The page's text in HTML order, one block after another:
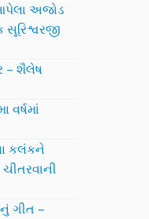
અજોડ
સૂરિશ્વરજી
– શૈલેષ
વર્ષમાં
કલંકને
ગીત –